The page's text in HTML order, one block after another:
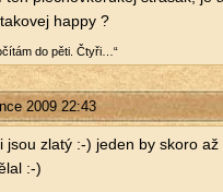
happy ?
do pěti. Čtyři…“
2009 22:43
jsou zlatý :-) jeden by skoro
:-)